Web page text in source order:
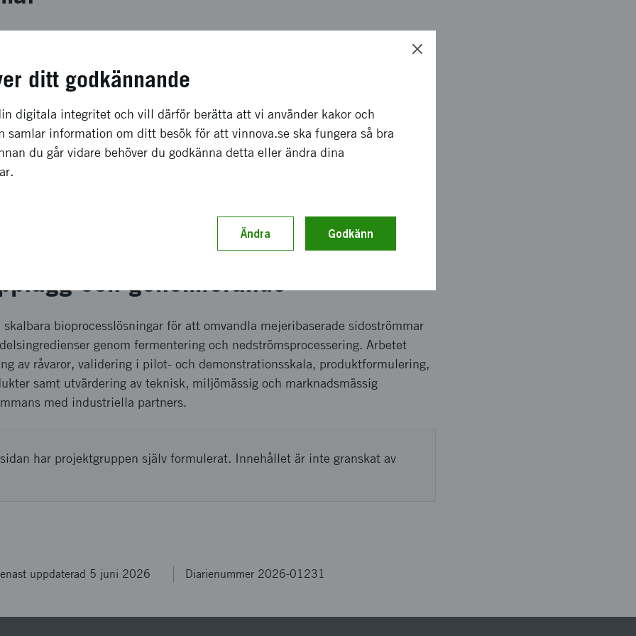
till högvärdiga livsmedelsingredienser. Målet är att stärka innovation
förbättra resurseffektiviteten och stödja framtidens resilienta
industriellt relevanta bioprocesslösningar.
effekter och resultat
skalbara bioprocesslösningar för att omvandla mejeribaserade
samt nya industriella möjligheter inom cirkulär bioekonomi
och genomförande
bioprocesslösningar för att omvandla mejeribaserade sidoströmmar
genom fermentering och nedströmsprocessering. Arbetet
av råvaror, validering i pilot- och demonstrationsskala, produktformulering,
samt utvärdering av teknisk, miljömässig och marknadsmässig
med industriella partners.
har projektgruppen själv formulerat. Innehållet är inte granskat av
uppdaterad 5 juni 2026 Diarienummer 2026-01231
ditt godkännande
digitala integritet och vill därför berätta att vi använder kakor och
samlar information om ditt besök för att vinnova.se ska fungera så bra
du går vidare behöver du godkänna detta eller ändra dina
Ändra Godkänn